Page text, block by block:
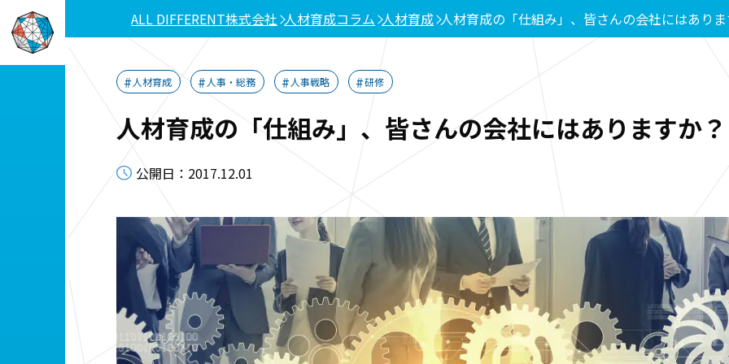
ALL DIFFERENT株式会社 人材育成コラム 人材育成 人材育成の「仕組み」、皆さんの会社にはあり
人材育成 人事・総務 人事戦略 研修
人材育成の「仕組み」、皆さんの会社にはありますか？
公開日：2017.12.01